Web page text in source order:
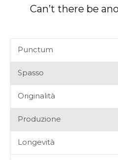
Can’t there be
Punctum
Spasso
Originalità
Produzione
Longevità